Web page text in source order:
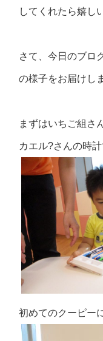
してくれたら嬉し
さて、今日のブロ
の様子をお届けし
まずはいちご組さ
カエル?さんの時計
初めてのクーピー